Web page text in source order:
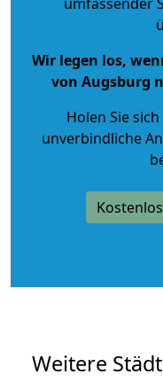
Wir legen los,
von Augsburg
Holen Sie
unverbindliche
Weitere